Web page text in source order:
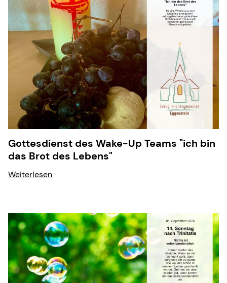
Gottesdienst des Wake-Up Teams "ich bin
das Brot des Lebens"
Weiterlesen